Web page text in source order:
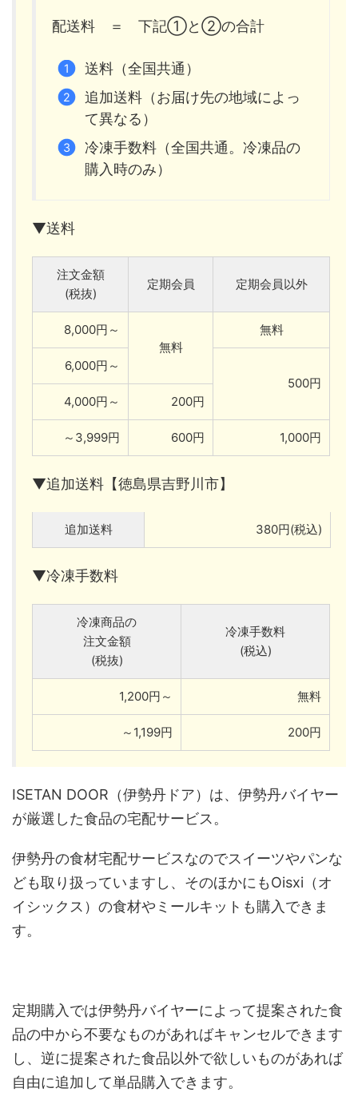
配送料 ＝ 下記①と②の合計
送料（全国共通）
追加送料（お届け先の地域によっ
て異なる）
冷凍手数料（全国共通。冷凍品の
購入時のみ）
▼送料
注文金額
(税抜)
定期会員 定期会員以外
8,000円～
無料
無料
6,000円～
500円
4,000円～
200円
～3,999円 600円 1,000円
▼追加送料【徳島県吉野川市】
追加送料 380円(税込)
▼冷凍手数料
冷凍商品の
注文金額
(税抜)
冷凍手数料
(税込)
1,200円～ 無料
～1,199円 200円
ISETAN DOOR（伊勢丹ドア）は、伊勢丹バイヤー
が厳選した食品の宅配サービス。
伊勢丹の食材宅配サービスなのでスイーツやパンな
ども取り扱っていますし、そのほかにもOisxi（オ
イシックス）の食材やミールキットも購入できま
す。
定期購入では伊勢丹バイヤーによって提案された食
品の中から不要なものがあればキャンセルできます
し、逆に提案された食品以外で欲しいものがあれば
自由に追加して単品購入できます。